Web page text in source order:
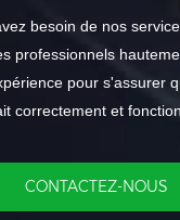
besoin de nos
professionnels
pour s'assurer
correctement et
CONTACTEZ-NOUS